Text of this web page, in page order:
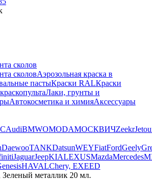
сколов
сколовАэрозольная краска в
пастыКраски RALКраски
Лаки, грунты и
Автокосметика и химияАксессуары
AudiBMWOMODAМОСКВИЧZeekr
DaewooTANKDatsunWEYFiatFordGeely
JaguarJeepKIALEXUSMazdaMercedes
HAVALChery, EXEED
металлик 20 мл.